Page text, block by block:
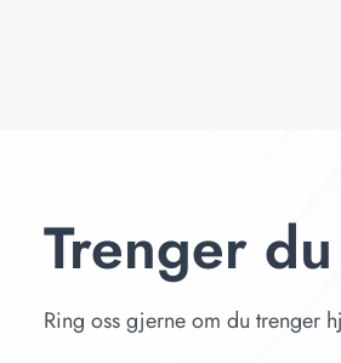
Trenger
Ring oss gjerne om du trenger